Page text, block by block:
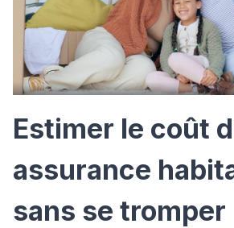
Estimer le coût
assurance
sans se tromper